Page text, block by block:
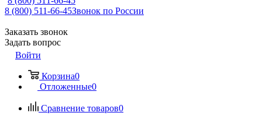
8 (800) 511-66-45Звонок по России
Заказать звонок
Задать вопрос
Войти
Корзина0
Отложенные0
Сравнение товаров0